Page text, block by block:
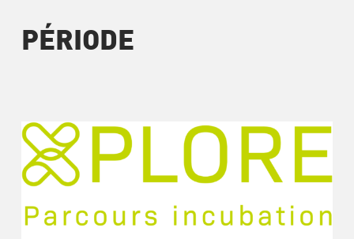
PÉRIODE